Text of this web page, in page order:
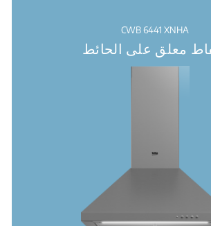
CWB 6441 XNHA
معلق على الحائط